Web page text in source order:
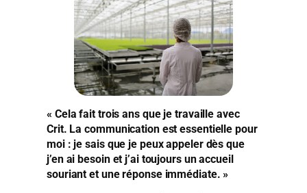
« Cela fait trois ans que je travaille avec
Crit. La communication est essentielle pour
moi : je sais que je peux appeler dès que
j’en ai besoin et j’ai toujours un accueil
souriant et une réponse immédiate. »